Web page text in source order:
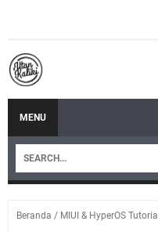
MENU
Beranda / MIUI & HyperOS Tutorial